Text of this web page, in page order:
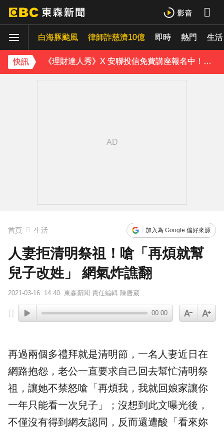
白海豚颱風 律師詐慈濟10億 即時 熱門 生活
快訊
雲林羊肉查出汙染源！ 草料驗出戴奧辛超標
白海豚轉彎逼近中國！陸專家：恐破山竹75年紀錄
《理財達人秀》X 安聯投信免費講座報名中！搶先卡位 2027
首頁 生活 加入為 Google 偏好來源
人妻拒清明祭祖！嗆「再煩就幫
兒子改姓」 網氣炸譙翻
2021-03-16 14:40 東森新聞 責任編輯 陳唐葳
00:00
再過兩個多禮拜就是清明節 ，一名人妻近日在
網路抱怨，老公一直要求自己回去幫忙清明祭
祖 ，讓她不禁怒嗆「再煩我，我就回娘家讓你
一年只能看一次兒子」；沒想到此文曝光後，
不僅沒有得到網友認同，反而還遭酸「看來妳